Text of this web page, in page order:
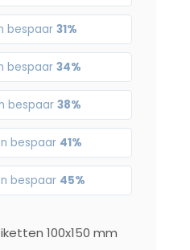
bespaar 31%
bespaar34%
bespaar38%
bespaar 41%
bespaar 45%
100x150 mm